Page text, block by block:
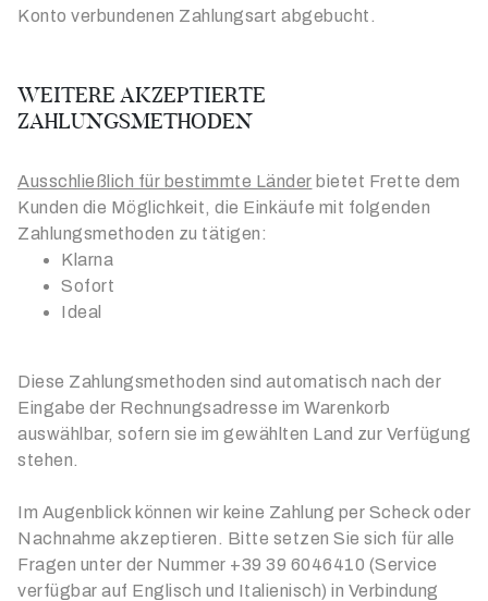
Konto verbundenen Zahlungsart abgebucht.
WEITERE AKZEPTIERTE
ZAHLUNGSMETHODEN
Ausschließlich für bestimmte Länder bietet Frette dem
Kunden die Möglichkeit, die Einkäufe mit folgenden
Zahlungsmethoden zu tätigen:
Klarna
Sofort
Ideal
Diese Zahlungsmethoden sind automatisch nach der
Eingabe der Rechnungsadresse im Warenkorb
auswählbar, sofern sie im gewählten Land zur Verfügung
stehen.
Im Augenblick können wir keine Zahlung per Scheck oder
Nachnahme akzeptieren. Bitte setzen Sie sich für alle
Fragen unter der Nummer +39 39 6046410 (Service
verfügbar auf Englisch und Italienisch) in Verbindung